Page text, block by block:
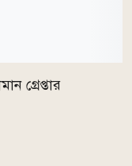
গ্রেপ্তার